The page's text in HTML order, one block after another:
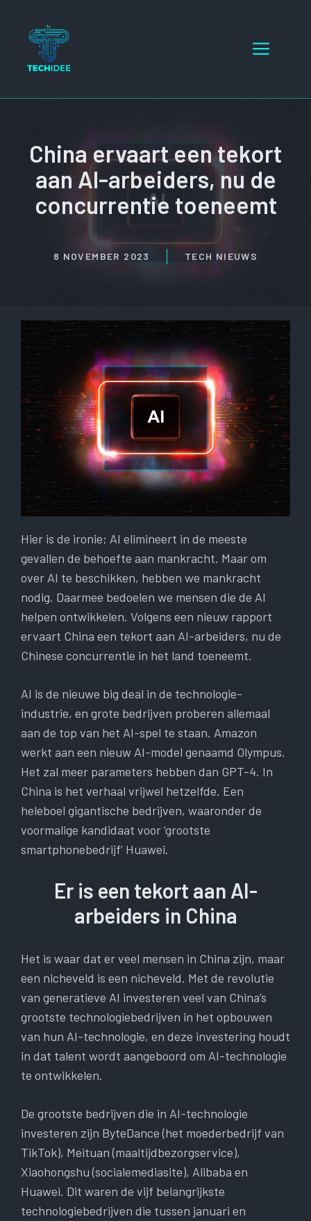
inhoud
Menu
China ervaart een tekort
aan AI-arbeiders, nu de
concurrentie toeneemt
8 NOVEMBER 2023 TECH NIEUWS
Hier is de ironie; AI elimineert in de meeste
gevallen de behoefte aan mankracht. Maar om
over AI te beschikken, hebben we mankracht
nodig. Daarmee bedoelen we mensen die de AI
helpen ontwikkelen. Volgens een nieuw rapport
ervaart China een tekort aan AI-arbeiders, nu de
Chinese concurrentie in het land toeneemt.
AI is de nieuwe big deal in de technologie-
industrie, en grote bedrijven proberen allemaal
aan de top van het AI-spel te staan. Amazon
werkt aan een nieuw AI-model genaamd Olympus.
Het zal meer parameters hebben dan GPT-4. In
China is het verhaal vrijwel hetzelfde. Een
heleboel gigantische bedrijven, waaronder de
voormalige kandidaat voor ‘grootste
smartphonebedrijf’ Huawei.
Er is een tekort aan AI-
arbeiders in China
Het is waar dat er veel mensen in China zijn, maar
een nicheveld is een nicheveld. Met de revolutie
van generatieve AI investeren veel van China’s
grootste technologiebedrijven in het opbouwen
van hun AI-technologie, en deze investering houdt
in dat talent wordt aangeboord om AI-technologie
te ontwikkelen.
De grootste bedrijven die in AI-technologie
investeren zijn ByteDance (het moederbedrijf van
TikTok), Meituan (maaltijdbezorgservice),
Xiaohongshu (socialemediasite), Alibaba en
Huawei. Dit waren de vijf belangrijkste
technologiebedrijven die tussen januari en